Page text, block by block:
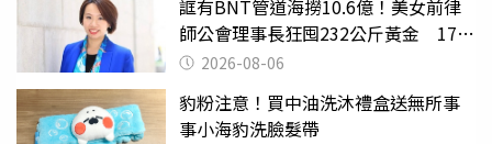
誆有BNT管道海撈10.6億！美女前律
師公會理事長狂囤232公斤黃金 17人
遭起訴
2026-08-06
豹粉注意！買中油洗沐禮盒送無所事
事小海豹洗臉髮帶